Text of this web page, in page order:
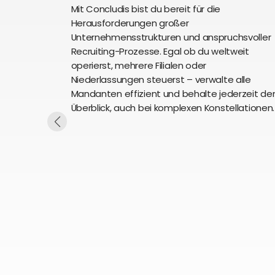
Mit Concludis bist du bereit für die
Herausforderungen großer
Unternehmensstrukturen und anspruchsvoller
Recruiting-Prozesse. Egal ob du weltweit
operierst, mehrere Filialen oder
Niederlassungen steuerst – verwalte alle
Mandanten effizient und behalte jederzeit
Überblick, auch bei komplexen Konstellationen.